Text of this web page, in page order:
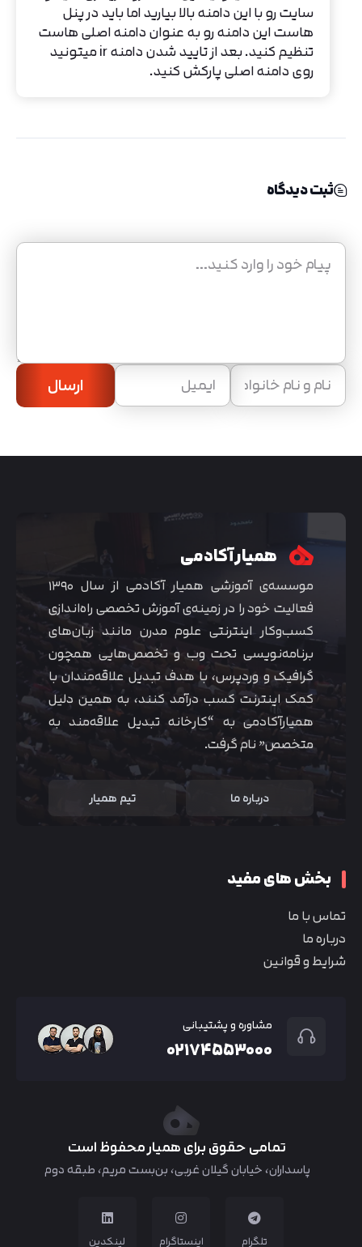
سایت رو با این دامنه بالا بیارید اما باید در پنل
هاست این دامنه رو به عنوان دامنه اصلی هاست
تنظیم کنید. بعد از تایید شدن دامنه ir میتونید
روی دامنه اصلی پارکش کنید.
ثبت دیدگاه
ارسال
همیار آکادمی
موسسه‌ی آموزشی همیار آکادمی از سال ۱۳۹۰
فعالیت خود را در زمینه‌ی آموزش تخصصی راه‌اندازی
کسب‌و‌کار اینترنتی علوم مدرن مانند زبان‌های
برنامه‌نویسی تحت وب و تخصص‌هایی همچون
گرافیک و وردپرس، با هدف تبدیل علاقه‌مندان با
کمک اینترنت کسب درآمد کنند، به همین دلیل
همیارآکادمی به “کارخانه تبدیل علاقه‌مند به
متخصص” نام گرفت.
درباره ما تیم همیار
بخش های مفید
تماس با ما
درباره ما
شرایط و قوانین
مشاوره و پشتیبانی
۰۲۱۷۴۵۵۳۰۰۰
تمامی حقوق برای همیار محفوظ است
پاسداران، خیابان گیلان غربی، بن‌بست مریم، طبقه دوم
تلگرام اینستاگرام لینکدین